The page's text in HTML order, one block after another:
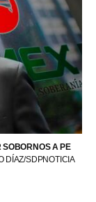
A PE
DÍAZ/SDPNOTICIA